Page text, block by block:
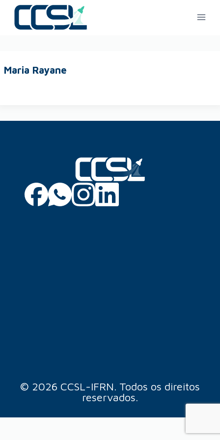
Maria Rayane
© 2026 CCSL-IFRN. Todos os direitos
reservados.